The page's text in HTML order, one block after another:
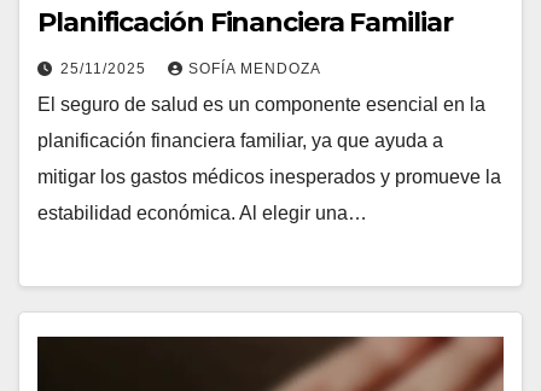
Planificación Financiera Familiar
25/11/2025 SOFÍA MENDOZA
El seguro de salud es un componente esencial en la
planificación financiera familiar, ya que ayuda a
mitigar los gastos médicos inesperados y promueve la
estabilidad económica. Al elegir una…